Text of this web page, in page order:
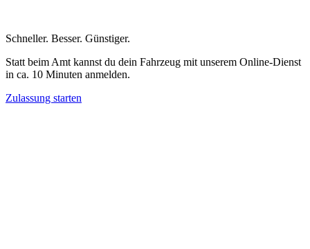
Schneller. Besser. Günstiger.
Statt beim Amt kannst du dein Fahrzeug mit unserem Online-Dienst
in ca. 10 Minuten anmelden.
Zulassung starten